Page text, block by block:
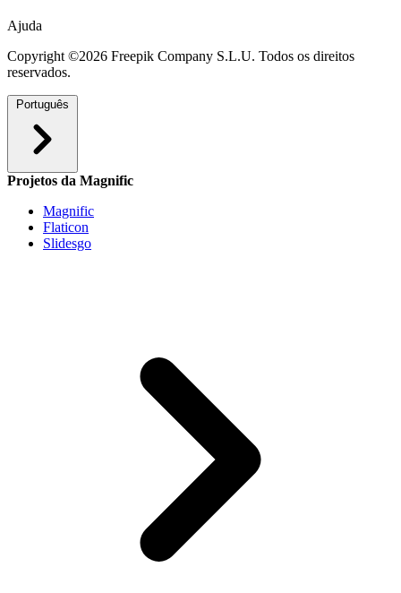
Ajuda
Copyright ©2026 Freepik Company S.L.U. Todos os direitos
reservados.
Português
Projetos da Magnific
Magnific
Flaticon
Slidesgo